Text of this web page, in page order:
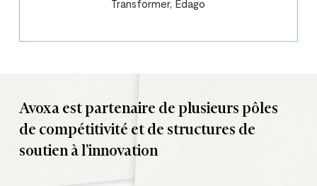
Transformer, Edago
Avoxa est partenaire de plusieurs pôles
de compétitivité et de structures de
soutien à l’innovation